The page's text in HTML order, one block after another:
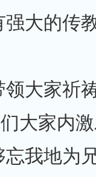
大的传
大家祈
大家内
我地为